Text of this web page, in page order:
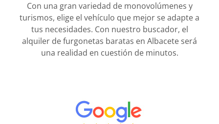
Con una gran variedad de monovolúmenes y
turismos, elige el vehículo que mejor se adapte a
tus necesidades. Con nuestro buscador, el
alquiler de furgonetas baratas en Albacete será
una realidad en cuestión de minutos.